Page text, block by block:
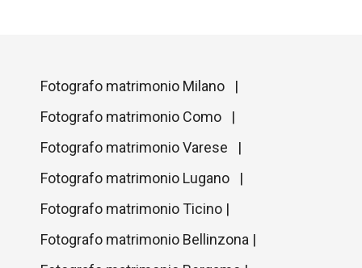
Fotografo matrimonio Milano |
Fotografo matrimonio Como |
Fotografo matrimonio Varese |
Fotografo matrimonio Lugano |
Fotografo matrimonio Ticino |
Fotografo matrimonio Bellinzona |